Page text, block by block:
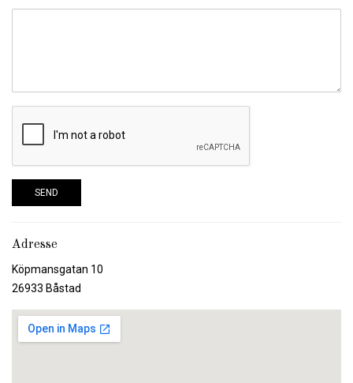
SEND
Adresse
Köpmansgatan 10
26933 Båstad